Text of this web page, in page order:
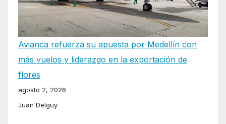
Avianca refuerza su apuesta por Medellín con
más vuelos y liderazgo en la exportación de
flores
agosto 2, 2026
Juan Delguy